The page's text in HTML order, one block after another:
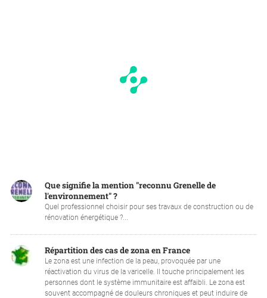
Que signifie la mention "reconnu Grenelle de
l'environnement" ?
Quel professionnel choisir pour ses travaux de construction ou de
rénovation énergétique ?...
Répartition des cas de zona en France
Le zona est une infection de la peau, provoquée par une
réactivation du virus de la varicelle. Il touche principalement les
personnes dont le système immunitaire est affaibli. Le zona est
souvent accompagné de douleurs chroniques et peut induire de